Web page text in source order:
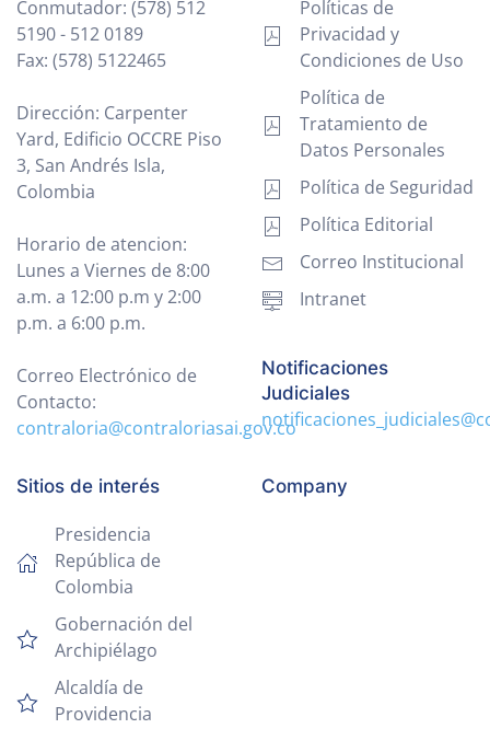
Conmutador: (578) 512
5190 - 512 0189
Fax: (578) 5122465
Dirección: Carpenter
Yard, Edificio OCCRE Piso
3, San Andrés Isla,
Colombia
Horario de atencion:
Lunes a Viernes de 8:00
a.m. a 12:00 p.m y 2:00
p.m. a 6:00 p.m.
Correo Electrónico de
Contacto:
contraloria@contraloriasai.gov.co
Políticas de
Privacidad y
Condiciones de Uso
Política de
Tratamiento de
Datos Personales
Política de Seguridad
Política Editorial
Correo Institucional
Intranet
Notificaciones
Judiciales
Sitios de interés
Presidencia
República de
Colombia
Gobernación del
Archipiélago
Alcaldía de
Providencia
Company